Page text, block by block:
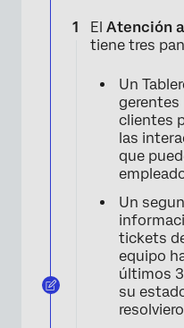
El Atención
tiene tres
Un
gerentes
clientes
las
que
Un
tickets
equipo
últimos
su